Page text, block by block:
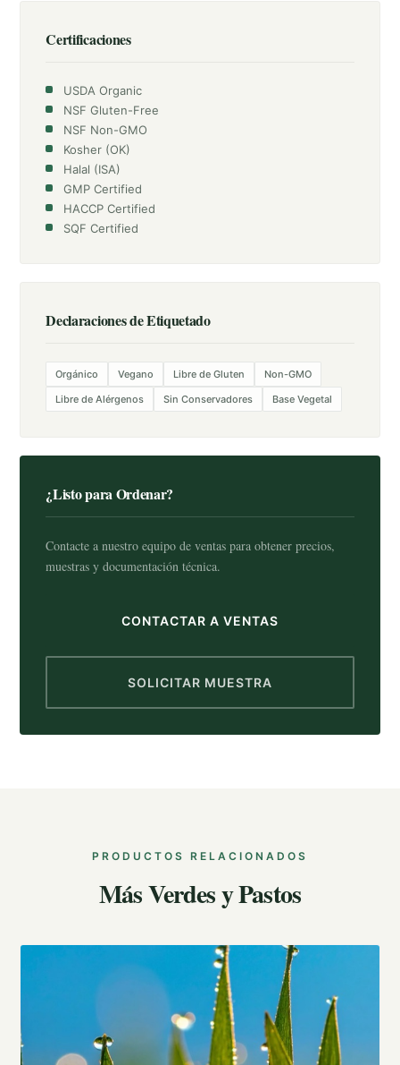
Certificaciones
USDA Organic
NSF Gluten-Free
NSF Non-GMO
Kosher (OK)
Halal (ISA)
GMP Certified
HACCP Certified
SQF Certified
Declaraciones de Etiquetado
Orgánico Vegano Libre de Gluten
Non-GMO
Libre de Alérgenos
Sin Conservadores Base Vegetal
¿Listo para Ordenar?
Contacte a nuestro equipo de ventas para obtener precios,
muestras y documentación técnica.
CONTACTAR A VENTAS
SOLICITAR MUESTRA
PRODUCTOS RELACIONADOS
Más Verdes y Pastos